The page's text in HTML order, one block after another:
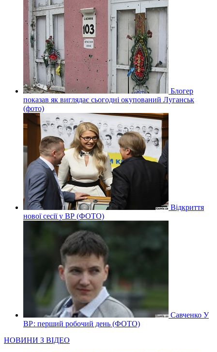
Блогер
показав як виглядає сьогодні окупований Луганськ
(фото)
Відкриття
нової сесії у ВР (ФОТО)
Савченко У
ВР: перший робочий день (ФОТО)
НОВИНИ З ВІДЕО